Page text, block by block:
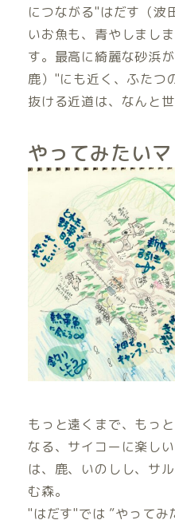
につながる"はだす（波
いお魚も、青やしまし
す。最高に綺麗な砂浜
鹿）"にも近く、ふたつ
抜ける近道は、なんと
やってみたい
もっと遠くまで、もっ
なる、サイコーに楽し
は、鹿、いのしし、サ
む森。
"はだす"では ”やってみ